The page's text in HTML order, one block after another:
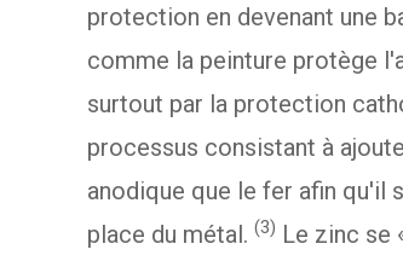
protection en devenant une
comme la peinture protège
surtout par la protection
processus consistant à
anodique que le fer afin qu'il
place du métal. (3) Le zinc se